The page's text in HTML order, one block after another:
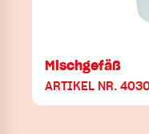
Mischgefäß
ARTIKEL NR.